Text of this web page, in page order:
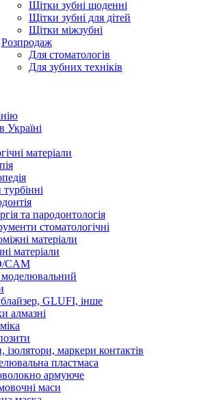
Щітки зубні щоденні
Щітки зубні для дітей
Щітки міжзубні
Розпродаж
Для стоматологів
Для зубних техніків
Україні
матеріали
та пародонтологія
стоматологічні
матеріали
матеріали
CAM
моделювальний
GLUFI, інше
алмазні
ізолятори, маркери контактів
пластмаса
армуюче
маси